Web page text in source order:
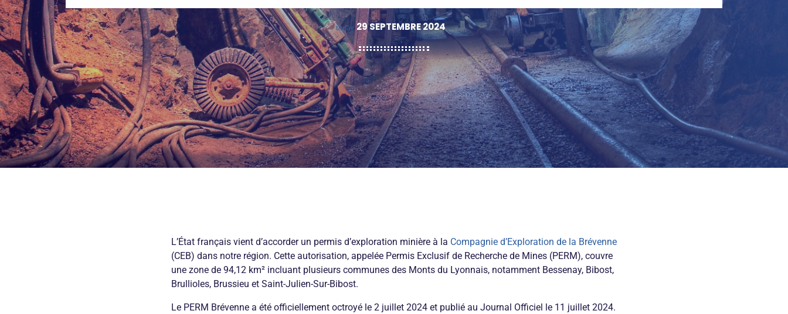
today 29 SEPTEMBRE 2024
L’État français vient d’accorder un permis d’exploration minière à la Compagnie d’Exploration de la Brévenne
(CEB) dans notre région. Cette autorisation, appelée Permis Exclusif de Recherche de Mines (PERM), couvre
une zone de 94,12 km² incluant plusieurs communes des Monts du Lyonnais, notamment Bessenay, Bibost,
Brullioles, Brussieu et Saint-Julien-Sur-Bibost.
Le PERM Brévenne a été officiellement octroyé le 2 juillet 2024 et publié au Journal Officiel le 11 juillet 2024.